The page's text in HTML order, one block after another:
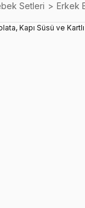
Setleri Erkek